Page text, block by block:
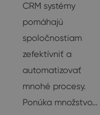
CRM systémy
pomáhajú
spoločnostiam
zefektívniť a
automatizovať
mnohé procesy.
Ponúka množstvo…